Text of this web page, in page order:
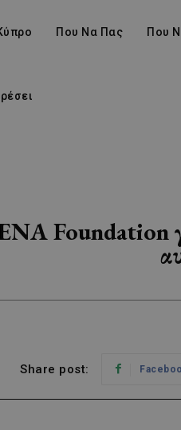
Που Να Πας Που
Foundation
Share post: